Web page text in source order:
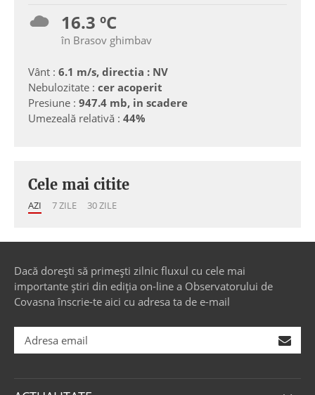
16.3 ºC
în Brasov ghimbav
Vânt : 6.1 m/s, directia : NV
Nebulozitate : cer acoperit
Presiune : 947.4 mb, in scadere
Umezeală relativă : 44%
Cele mai citite
AZI 7 ZILE 30 ZILE
Dacă dorești să primești zilnic fluxul cu cele mai
importante știri din ediția on-line a Observatorului de
Covasna înscrie-te aici cu adresa ta de e-mail